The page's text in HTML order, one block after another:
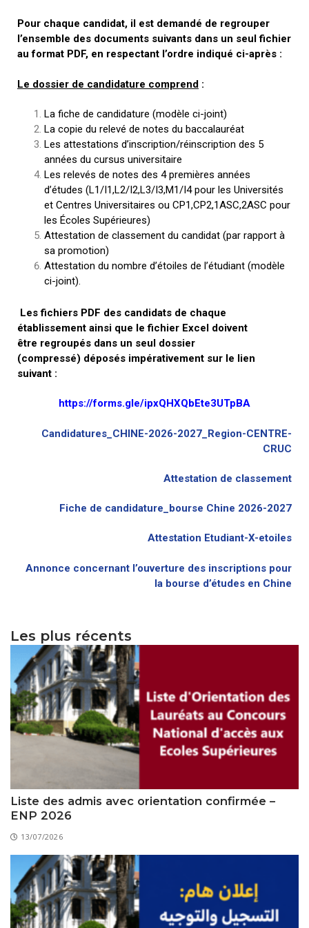
Programmes Pédagogiques
Formations assurées
Stages
Diplômes
Imprimés des œuvres Sociales
Imprimes de post graduation
Charte de Déontologie et D’éthique Universitaires
Pour chaque candidat, il est demandé de regrouper
l’ensemble des documents suivants dans un seul fichier
au format PDF, en respectant l’ordre indiqué ci-après :
Le dossier de candidature comprend :
La fiche de candidature (modèle ci-joint)
La copie du relevé de notes du baccalauréat
Les attestations d’inscription/réinscription des 5
années du cursus universitaire
Les relevés de notes des 4 premières années
d’études (L1/I1,L2/I2,L3/I3,M1/I4 pour les Universités
et Centres Universitaires ou CP1,CP2,1ASC,2ASC pour
les Écoles Supérieures)
Attestation de classement du candidat (par rapport à
sa promotion)
Attestation du nombre d’étoiles de l’étudiant (modèle
ci-joint).
Les fichiers PDF des candidats de chaque
établissement ainsi que le fichier Excel doivent
être regroupés dans un seul dossier
(compressé) déposés impérativement sur le lien
suivant :
https://forms.gle/ipxQHXQbEte3UTpBA
Candidatures_CHINE-2026-2027_Region-CENTRE-
CRUC
Attestation de classement
Fiche de candidature_bourse Chine 2026-2027
Attestation Etudiant-X-etoiles
Annonce concernant l’ouverture des inscriptions pour
la bourse d’études en Chine
Les plus récents
Liste des admis avec orientation confirmée –
ENP 2026
13/07/2026